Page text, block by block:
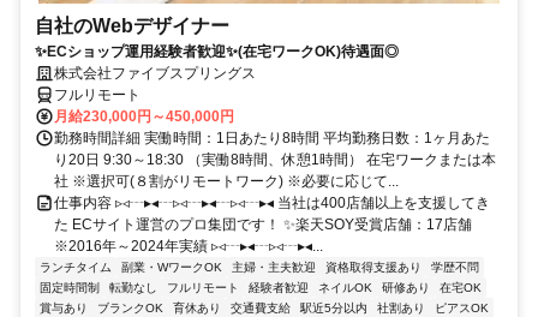
自社のWebデザイナー
✨ECショップ運用経験者歓迎✨(在宅ワークOK)待遇面◎
株式会社ファイブスプリングス
フルリモート
月給230,000円～450,000円
勤務時間詳細 実働時間：1日あたり8時間 平均勤務日数：1ヶ月あた
り20日 9:30～18:30 （実働8時間、休憩1時間） 在宅ワークまたは本
社 ※選択可(８割がリモートワーク) ※必要に応じて...
仕事内容 ▹◃┄▸◂┄▹◃┄▸◂┄▹◃┄▸◂ 当社は400店舗以上を支援してき
た ECサイト運営のプロ集団です！ ✨楽天SOY受賞店舗：17店舗
※2016年～2024年実績 ▹◃┄▸◂┄▹◃┄▸◂...
ランチタイム 副業・WワークOK 主婦・主夫歓迎 資格取得支援あり
学歴不問
固定時間制
転勤なし フルリモート 経験者歓迎 ネイルOK 研修あり
在宅OK
賞与あり
ブランクOK 育休あり 交通費支給 駅近5分以内 社割あり
ピアスOK